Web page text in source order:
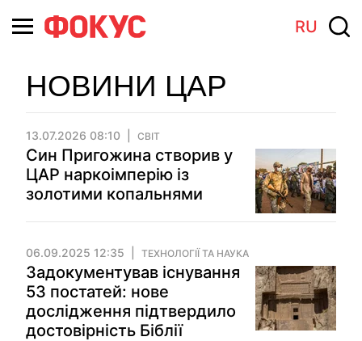
RU
НОВИНИ ЦАР
13.07.2026 08:10 СВІТ
Син Пригожина створив у
ЦАР наркоімперію із
золотими копальнями
06.09.2025 12:35 ТЕХНОЛОГІЇ ТА НАУКА
Задокументував існування
53 постатей: нове
дослідження підтвердило
достовірність Біблії